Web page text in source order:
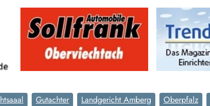
Gutachter Landgericht Amberg Oberpfalz